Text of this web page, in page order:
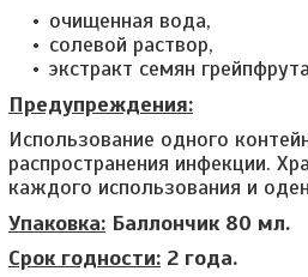
очищенная вода,
солевой раствор,
экстракт семян
Предупреждения:
Использование одного
распространения инфекции.
каждого использования и
Упаковка: Баллончик 80 мл.
Срок годности: 2 года.